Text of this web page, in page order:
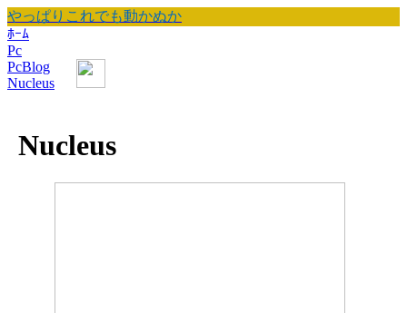
やっぱりこれでも動かぬか
ﾎｰﾑ
Pc
PcBlog
Nucleus
Nucleus